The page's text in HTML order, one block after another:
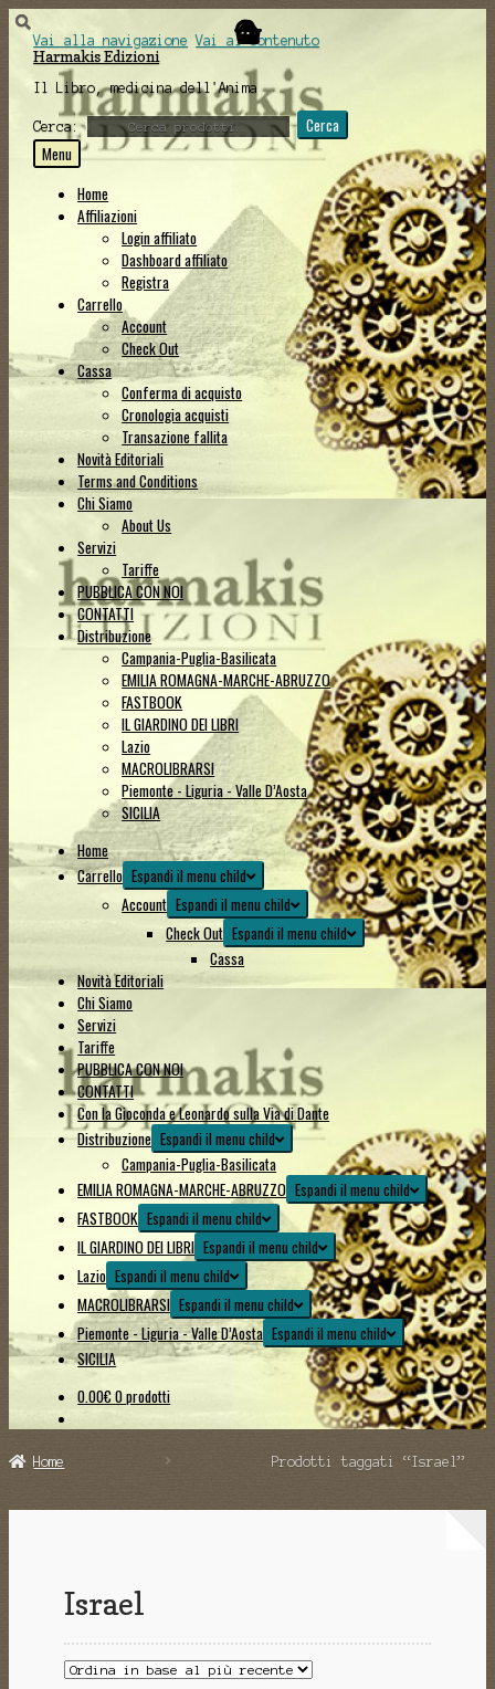
Vai alla navigazione Vai al contenuto
Harmakis Edizioni
Il Libro, medicina dell'Anima
Cerca:
Cerca
Menu
Home
Affiliazioni
Login affiliato
Dashboard affiliato
Registra
Carrello
Account
Check Out
Cassa
Conferma di acquisto
Cronologia acquisti
Transazione fallita
Novità Editoriali
Terms and Conditions
Chi Siamo
About Us
Servizi
Tariffe
PUBBLICA CON NOI
CONTATTI
Distribuzione
Campania-Puglia-Basilicata
EMILIA ROMAGNA-MARCHE-ABRUZZO
FASTBOOK
IL GIARDINO DEI LIBRI
Lazio
MACROLIBRARSI
Piemonte - Liguria - Valle D’Aosta
SICILIA
Home
Carrello Espandi il menu child
Account Espandi il menu child
Check Out Espandi il menu child
Cassa
Novità Editoriali
Chi Siamo
Servizi
Tariffe
PUBBLICA CON NOI
CONTATTI
Con la Gioconda e Leonardo sulla Via di Dante
Distribuzione Espandi il menu child
Campania-Puglia-Basilicata
EMILIA ROMAGNA-MARCHE-ABRUZZO Espandi il menu child
FASTBOOK Espandi il menu child
IL GIARDINO DEI LIBRI Espandi il menu child
Lazio Espandi il menu child
MACROLIBRARSI Espandi il menu child
Piemonte - Liguria - Valle D’Aosta Espandi il menu child
SICILIA
0.00€0 prodotti
Home Prodotti taggati “Israel”
Israel